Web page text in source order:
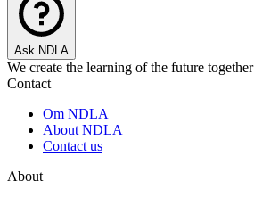
Ask NDLA
We create the learning of the future together
Contact
Om NDLA
About NDLA
Contact us
About